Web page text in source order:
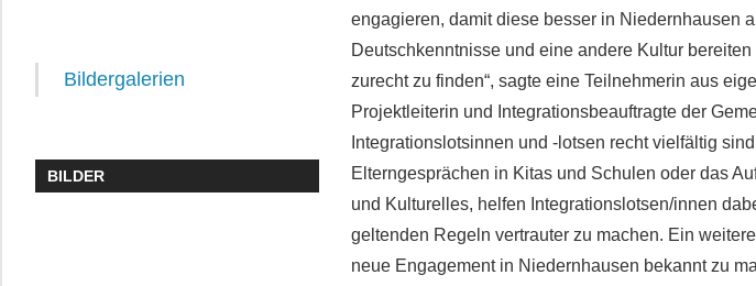
engagieren, damit diese besser in Niedernhausen
Deutschkenntnisse und eine andere Kultur
zurecht zu finden“, sagte eine Teilnehmerin aus
Projektleiterin und Integrationsbeauftragte der
Integrationslotsinnen und -lotsen recht vielfältig
Elterngesprächen in Kitas und Schulen oder das
und Kulturelles, helfen Integrationslotsen/innen
geltenden Regeln vertrauter zu machen. Ein
neue Engagement in Niedernhausen bekannt zu
Bildergalerien
BILDER